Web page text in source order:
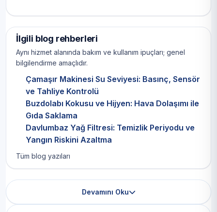
İlgili blog rehberleri
Aynı hizmet alanında bakım ve kullanım ipuçları; genel
bilgilendirme amaçlıdır.
Çamaşır Makinesi Su Seviyesi: Basınç, Sensör
ve Tahliye Kontrolü
Buzdolabı Kokusu ve Hijyen: Hava Dolaşımı ile
Gıda Saklama
Davlumbaz Yağ Filtresi: Temizlik Periyodu ve
Yangın Riskini Azaltma
Tüm blog yazıları
Devamını Oku